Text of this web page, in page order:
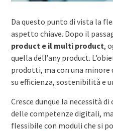
Da questo punto di vista la
aspetto chiave. Dopo il
product e il multi product,
quella dell’any product.
prodotti, ma con una
su efficienza, sostenibilità e
Cresce dunque la necessità
delle competenze digitali,
flessibile con moduli che si